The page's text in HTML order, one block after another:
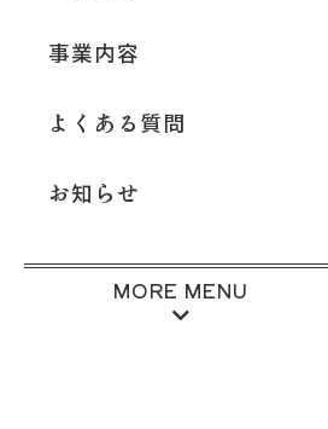
事業内容
よくある質問
お知らせ
MORE MENU